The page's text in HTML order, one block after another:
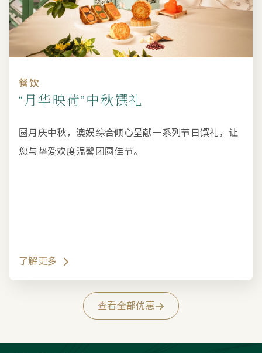
餐饮
“月华映荷”中秋馔礼
圆月庆中秋，澳娱综合倾心呈献一系列节日馔礼，让
您与挚爱欢度温馨团圆佳节。
了解更多
查看全部优惠